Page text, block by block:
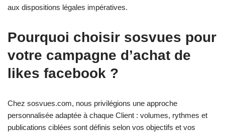
aux dispositions légales impératives.
Pourquoi choisir sosvues pour
votre campagne d’achat de
likes facebook ?
Chez sosvues.com, nous privilégions une approche
personnalisée adaptée à chaque Client : volumes, rythmes et
publications ciblées sont définis selon vos objectifs et vos